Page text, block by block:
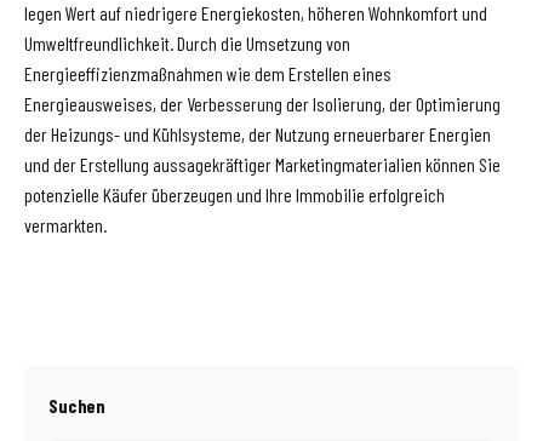
legen Wert auf niedrigere Energiekosten, höheren Wohnkomfort und
Umweltfreundlichkeit. Durch die Umsetzung von
Energieeffizienzmaßnahmen wie dem Erstellen eines
Energieausweises, der Verbesserung der Isolierung, der Optimierung
der Heizungs- und Kühlsysteme, der Nutzung erneuerbarer Energien
und der Erstellung aussagekräftiger Marketingmaterialien können Sie
potenzielle Käufer überzeugen und Ihre Immobilie erfolgreich
vermarkten.
Suchen